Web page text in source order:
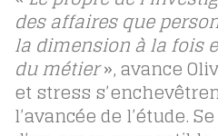
des affaires que
la dimension à la fois
du métier», avance
et stress
l’avancée de l’étude.